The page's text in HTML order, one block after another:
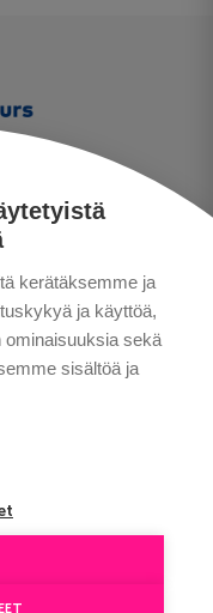
kerätäksemme ja
ja käyttöä,
sekä
sisältöä ja